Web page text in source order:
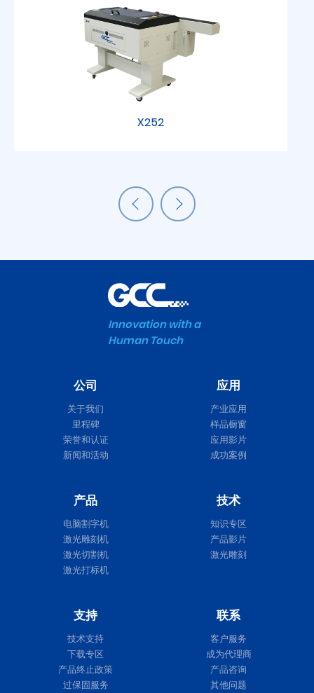
X252
Innovation with a
Human Touch
公司
关于我们
里程碑
荣誉和认证
新闻和活动
应用
产业应用
样品橱窗
应用影片
成功案例
产品
电脑割字机
激光雕刻机
激光切割机
激光打标机
技术
知识专区
产品影片
激光雕刻
支持
技术支持
下载专区
产品终止政策
过保固服务
联系
客户服务
成为代理商
产品咨询
其他问题